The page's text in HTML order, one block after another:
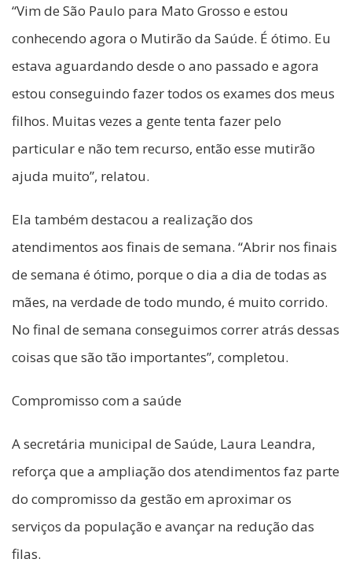
“Vim de São Paulo para Mato Grosso e estou
conhecendo agora o Mutirão da Saúde. É ótimo. Eu
estava aguardando desde o ano passado e agora
estou conseguindo fazer todos os exames dos meus
filhos. Muitas vezes a gente tenta fazer pelo
particular e não tem recurso, então esse mutirão
ajuda muito”, relatou.
Ela também destacou a realização dos
atendimentos aos finais de semana. “Abrir nos finais
de semana é ótimo, porque o dia a dia de todas as
mães, na verdade de todo mundo, é muito corrido.
No final de semana conseguimos correr atrás dessas
coisas que são tão importantes”, completou.
Compromisso com a saúde
A secretária municipal de Saúde, Laura Leandra,
reforça que a ampliação dos atendimentos faz parte
do compromisso da gestão em aproximar os
serviços da população e avançar na redução das
filas.